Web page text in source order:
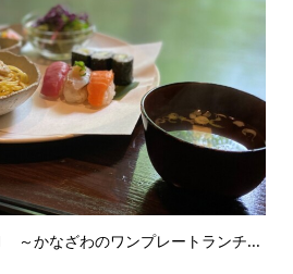
～かなざわのワンプレートランチ...